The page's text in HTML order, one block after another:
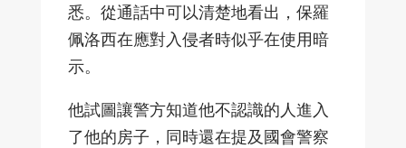
悉。從通話中可以清楚地看出，保羅
佩洛西在應對入侵者時似乎在使用暗
示。
他試圖讓警方知道他不認識的人進入
了他的房子，同時還在提及國會警察